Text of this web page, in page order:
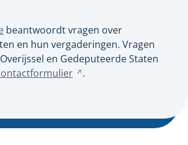
beantwoordt vragen over
en hun vergaderingen. Vragen
en Gedeputeerde Staten
Verwijst
andere
website
.